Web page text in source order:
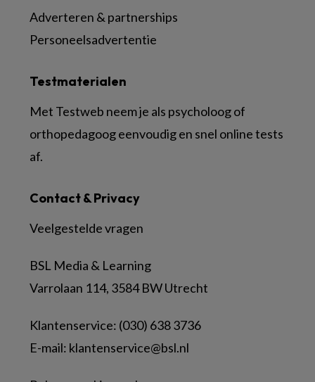
Contact & Privacy
Veelgestelde vragen
BSL Media & Learning
Varrolaan 114, 3584 BW Utrecht
Klantenservice: (030) 638 3736
E-mail: klantenservice@bsl.nl
Testmaterialen
Met Testweb neem je als psycholoog of
orthopedagoog eenvoudig en snel online tests
af.
Adverteren & partnerships
Personeelsadvertentie